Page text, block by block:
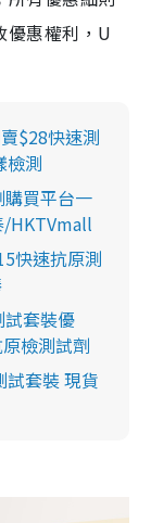
優惠權利，U
$28快速測
檢測
購買平台一
/HKTVmall
快速抗原測
套裝優
檢測試劑
試套裝 現貨